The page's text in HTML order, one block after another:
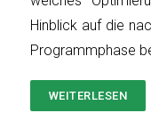
Hinblick auf die
Programmphase
WEITERLESEN